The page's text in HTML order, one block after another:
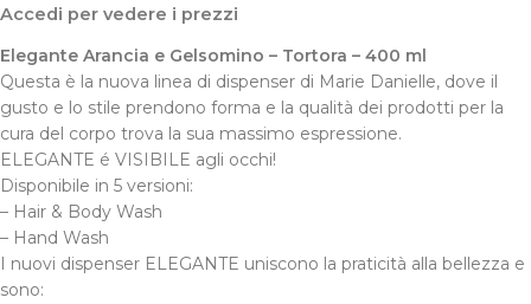
Accedi per vedere i prezzi
Elegante Arancia e Gelsomino – Tortora – 400 ml
Questa è la nuova linea di dispenser di Marie Danielle, dove il
gusto e lo stile prendono forma e la qualità dei prodotti per la
cura del corpo trova la sua massimo espressione.
ELEGANTE é VISIBILE agli occhi!
Disponibile in 5 versioni:
– Hair & Body Wash
– Hand Wash
I nuovi dispenser ELEGANTE uniscono la praticità alla bellezza e
sono: